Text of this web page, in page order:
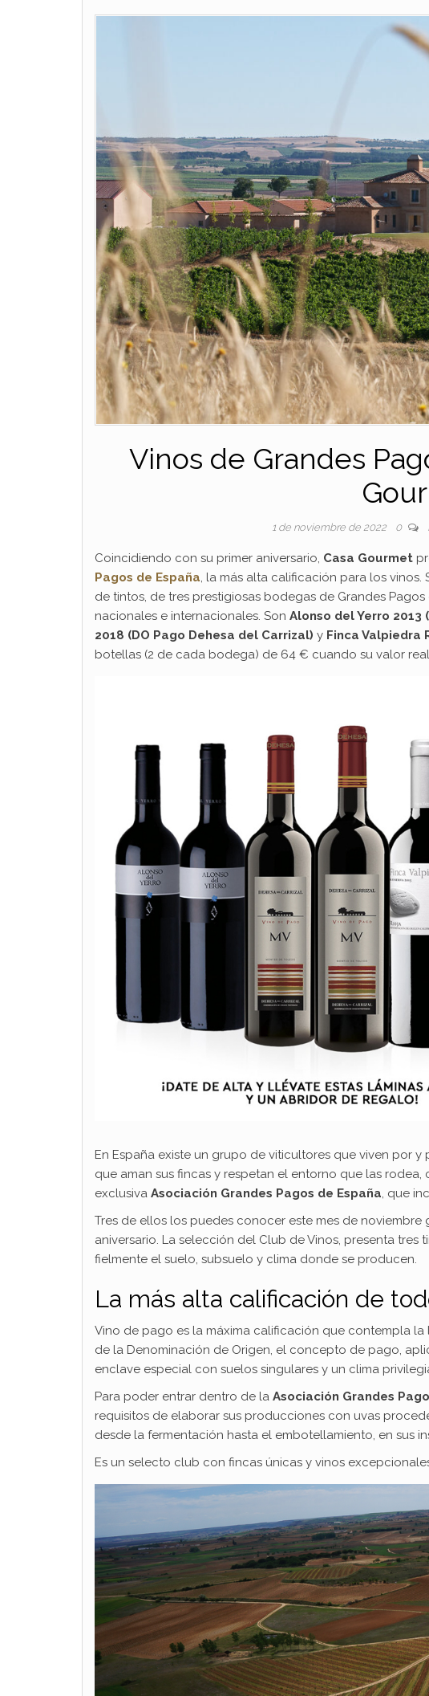
Vinos de Grandes
1 de noviembre de 2022 0
Coincidiendo con su primer aniversario, Casa Gourmet
Pagos de España, la más alta calificación para los
de tintos, de tres prestigiosas bodegas de Grandes
nacionales e internacionales. Son Alonso del Yerro 2013
2018 (DO Pago Dehesa del Carrizal) y Finca Valpiedra
botellas (2 de cada bodega) de 64 € cuando su valor real
En España existe un grupo de viticultores que viven por
que aman sus fincas y respetan el entorno que las
exclusiva Asociación Grandes Pagos de España, que
Tres de ellos los puedes conocer este mes de noviembre
aniversario. La selección del Club de Vinos, presenta
fielmente el suelo, subsuelo y clima donde se producen.
La más alta calificación de
Vino de pago es la máxima calificación que contempla
de la Denominación de Origen, el concepto de pago,
enclave especial con suelos singulares y un clima
Para poder entrar dentro de la Asociación Grandes
requisitos de elaborar sus producciones con uvas
desde la fermentación hasta el embotellamiento, en sus
Es un selecto club con fincas únicas y vinos